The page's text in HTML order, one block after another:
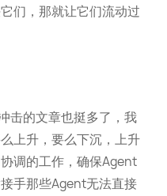
们，那就让它们流动过
击的文章也挺多了，我
上升，要么下沉，上升
调的工作，确保Agent
手那些Agent无法直接